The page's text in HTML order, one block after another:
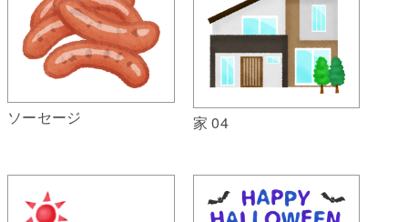
ソーセージ 家 04